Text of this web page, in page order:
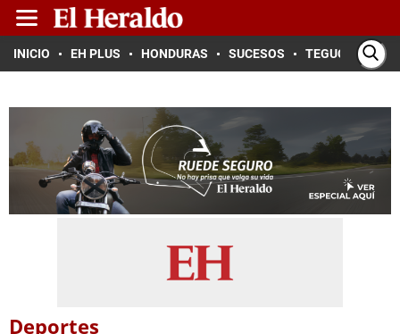
INICIO EH PLUS HONDURAS SUCESOS TEGUCIGALPA
Deportes